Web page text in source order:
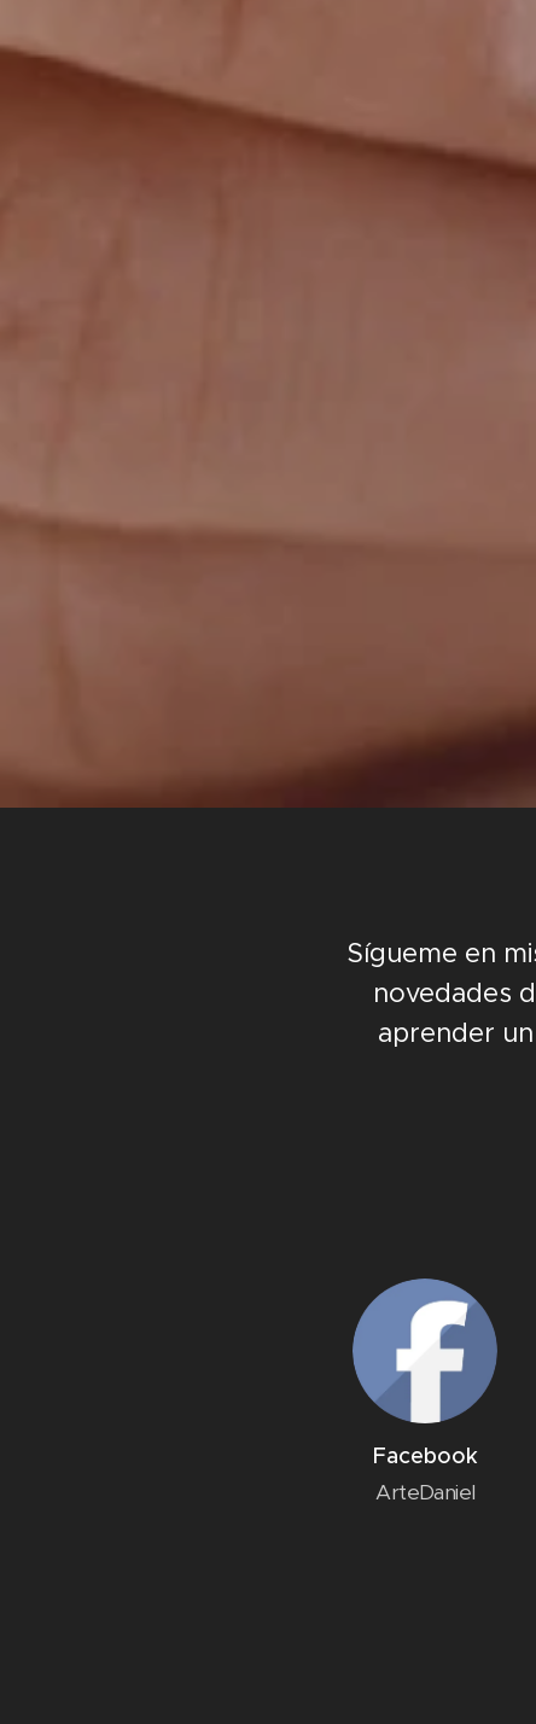
Sígueme en
novedades
aprender
Facebook
ArteDaniel